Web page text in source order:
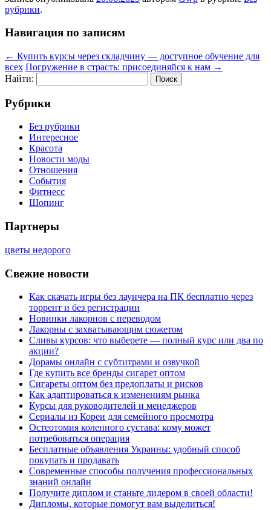
рубрики.
Навигация по записям
← Купить курсы через складчину — доступное обучение для
всех Погружение в страсть: присоединяйся к нам →
Найти:
Рубрики
Без рубрики
Интересное
Красота
Новости моды
Отношения
События
Фитнесс
Шопинг
Партнеры
цветы недорого
Свежие новости
Как скачать игры без лаунчера на ПК бесплатно через
торрент и без регистрации
Новинки лакорнов с переводом
Лакорны с захватывающим сюжетом
Сливы курсов: что выберете — полный курс или два по
акции?
Дорамы онлайн с субтитрами и озвучкой
Где купить все бренды сигарет оптом
Сигареты оптом без предоплаты и рисков
Как адаптироваться к изменениям рынка
Курсы для руководителей и менеджеров
Сериалы из Кореи для семейного просмотра
Остеотомия коленного сустава: кому может
потребоваться операция
Бесплатные объявления Украины: удобный способ
покупать и продавать
Современные способы получения профессиональных
знаний онлайн
Получите диплом и станьте лидером в своей области!
Дипломы, которые помогут вам выделиться!